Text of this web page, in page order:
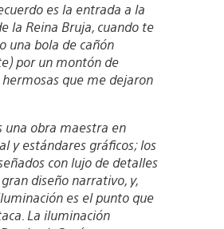
es la entrada a la
la Reina Bruja, cuando te
una bola de cañón
por un montón de
hermosas que me dejaron
una obra maestra en
y estándares gráficos; los
con lujo de detalles
diseño narrativo, y,
es el punto que
La iluminación